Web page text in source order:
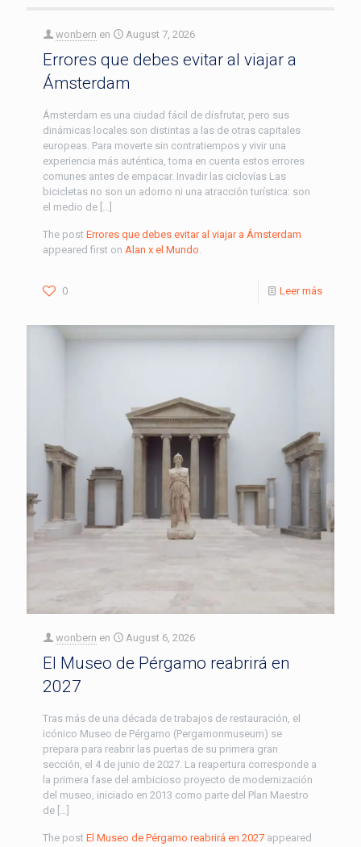
wonbern en August 7, 2026
Errores que debes evitar al viajar a
Ámsterdam
Ámsterdam es una ciudad fácil de disfrutar, pero sus
dinámicas locales son distintas a las de otras capitales
europeas. Para moverte sin contratiempos y vivir una
experiencia más auténtica, toma en cuenta estos errores
comunes antes de empacar. Invadir las ciclovías Las
bicicletas no son un adorno ni una atracción turística: son
el medio de […]
The post Errores que debes evitar al viajar a Ámsterdam
appeared first on Alan x el Mundo.
0 Leer más
wonbern en August 6, 2026
El Museo de Pérgamo reabrirá en
2027
Tras más de una década de trabajos de restauración, el
icónico Museo de Pérgamo (Pergamonmuseum) se
prepara para reabrir las puertas de su primera gran
sección, el 4 de junio de 2027. La reapertura corresponde a
la primera fase del ambicioso proyecto de modernización
del museo, iniciado en 2013 como parte del Plan Maestro
de […]
The post El Museo de Pérgamo reabrirá en 2027 appeared